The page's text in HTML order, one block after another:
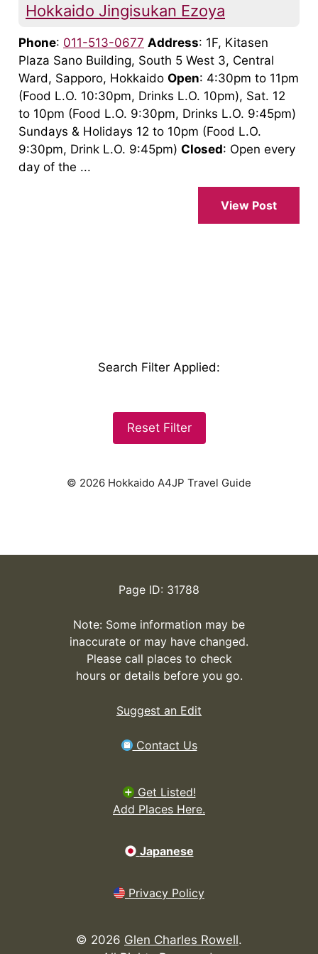
Hokkaido Jingisukan Ezoya
Phone: 011-513-0677 Address: 1F, Kitasen
Plaza Sano Building, South 5 West 3, Central
Ward, Sapporo, Hokkaido Open: 4:30pm to 11pm
(Food L.O. 10:30pm, Drinks L.O. 10pm), Sat. 12
to 10pm (Food L.O. 9:30pm, Drinks L.O. 9:45pm)
Sundays & Holidays 12 to 10pm (Food L.O.
9:30pm, Drink L.O. 9:45pm) Closed: Open every
day of the ...
View Post
Search Filter Applied:
Reset Filter
© 2026 Hokkaido A4JP Travel Guide
Page ID: 31788
Note: Some information may be
inaccurate or may have changed.
Please call places to check
hours or details before you go.
Suggest an Edit
Contact Us
Get Listed!
Add Places Here.
Japanese
Privacy Policy
© 2026 Glen Charles Rowell.